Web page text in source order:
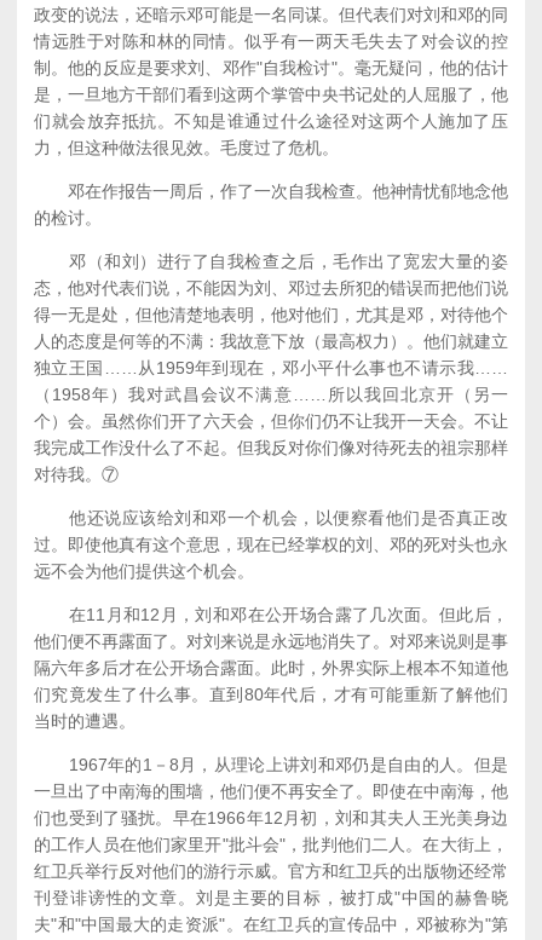
政变的说法，还暗示邓可能是一名同谋。但代表们对刘和邓的同
情远胜于对陈和林的同情。似乎有一两天毛失去了对会议的控
制。他的反应是要求刘、邓作"自我检讨"。毫无疑问，他的估计
是，一旦地方干部们看到这两个掌管中央书记处的人屈服了，他
们就会放弃抵抗。不知是谁通过什么途径对这两个人施加了压
力，但这种做法很见效。毛度过了危机。
邓在作报告一周后，作了一次自我检查。他神情忧郁地念他
的检讨。
邓（和刘）进行了自我检查之后，毛作出了宽宏大量的姿
态，他对代表们说，不能因为刘、邓过去所犯的错误而把他们说
得一无是处，但他清楚地表明，他对他们，尤其是邓，对待他个
人的态度是何等的不满：我故意下放（最高权力）。他们就建立
独立王国……从1959年到现在，邓小平什么事也不请示我……
（1958年）我对武昌会议不满意……所以我回北京开（另一
个）会。虽然你们开了六天会，但你们仍不让我开一天会。不让
我完成工作没什么了不起。但我反对你们像对待死去的祖宗那样
对待我。⑦
他还说应该给刘和邓一个机会，以便察看他们是否真正改
过。即使他真有这个意思，现在已经掌权的刘、邓的死对头也永
远不会为他们提供这个机会。
在11月和12月，刘和邓在公开场合露了几次面。但此后，
他们便不再露面了。对刘来说是永远地消失了。对邓来说则是事
隔六年多后才在公开场合露面。此时，外界实际上根本不知道他
们究竟发生了什么事。直到80年代后，才有可能重新了解他们
当时的遭遇。
1967年的1－8月，从理论上讲刘和邓仍是自由的人。但是
一旦出了中南海的围墙，他们便不再安全了。即使在中南海，他
们也受到了骚扰。早在1966年12月初，刘和其夫人王光美身边
的工作人员在他们家里开"批斗会"，批判他们二人。在大街上，
红卫兵举行反对他们的游行示威。官方和红卫兵的出版物还经常
刊登诽谤性的文章。刘是主要的目标，被打成"中国的赫鲁晓
夫"和"中国最大的走资派"。在红卫兵的宣传品中，邓被称为"第